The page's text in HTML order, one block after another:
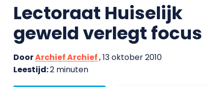
Lectoraat Huiselijk
geweld verlegt focus
DoorArchief Archief, 13 oktober 2010
Leestijd:2 minuten